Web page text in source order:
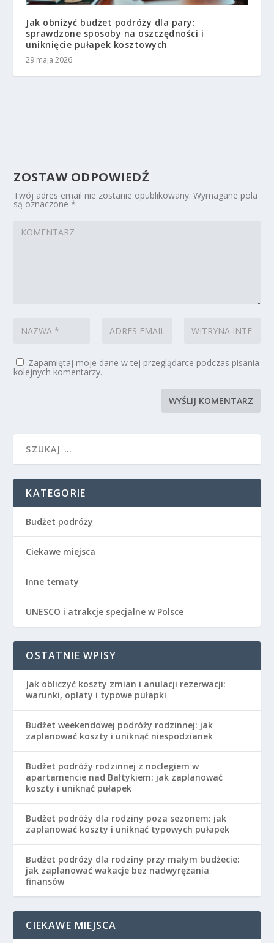
Jak obniżyć budżet podróży dla pary:
sprawdzone sposoby na oszczędności i
uniknięcie pułapek kosztowych
29 maja 2026
ZOSTAW ODPOWIEDŹ
Twój adres email nie zostanie opublikowany. Wymagane pola
są oznaczone*
Zapamiętaj moje dane w tej przeglądarce podczas pisania
kolejnych komentarzy.
KATEGORIE
Budżet podróży
Ciekawe miejsca
Inne tematy
UNESCO i atrakcje specjalne w Polsce
OSTATNIE WPISY
Jak obliczyć koszty zmian i anulacji rezerwacji:
warunki, opłaty i typowe pułapki
Budżet weekendowej podróży rodzinnej: jak
zaplanować koszty i uniknąć niespodzianek
Budżet podróży rodzinnej z noclegiem w
apartamencie nad Bałtykiem: jak zaplanować
koszty i uniknąć pułapek
Budżet podróży dla rodziny poza sezonem: jak
zaplanować koszty i uniknąć typowych pułapek
Budżet podróży dla rodziny przy małym budżecie:
jak zaplanować wakacje bez nadwyrężania
finansów
CIEKAWE MIEJSCA